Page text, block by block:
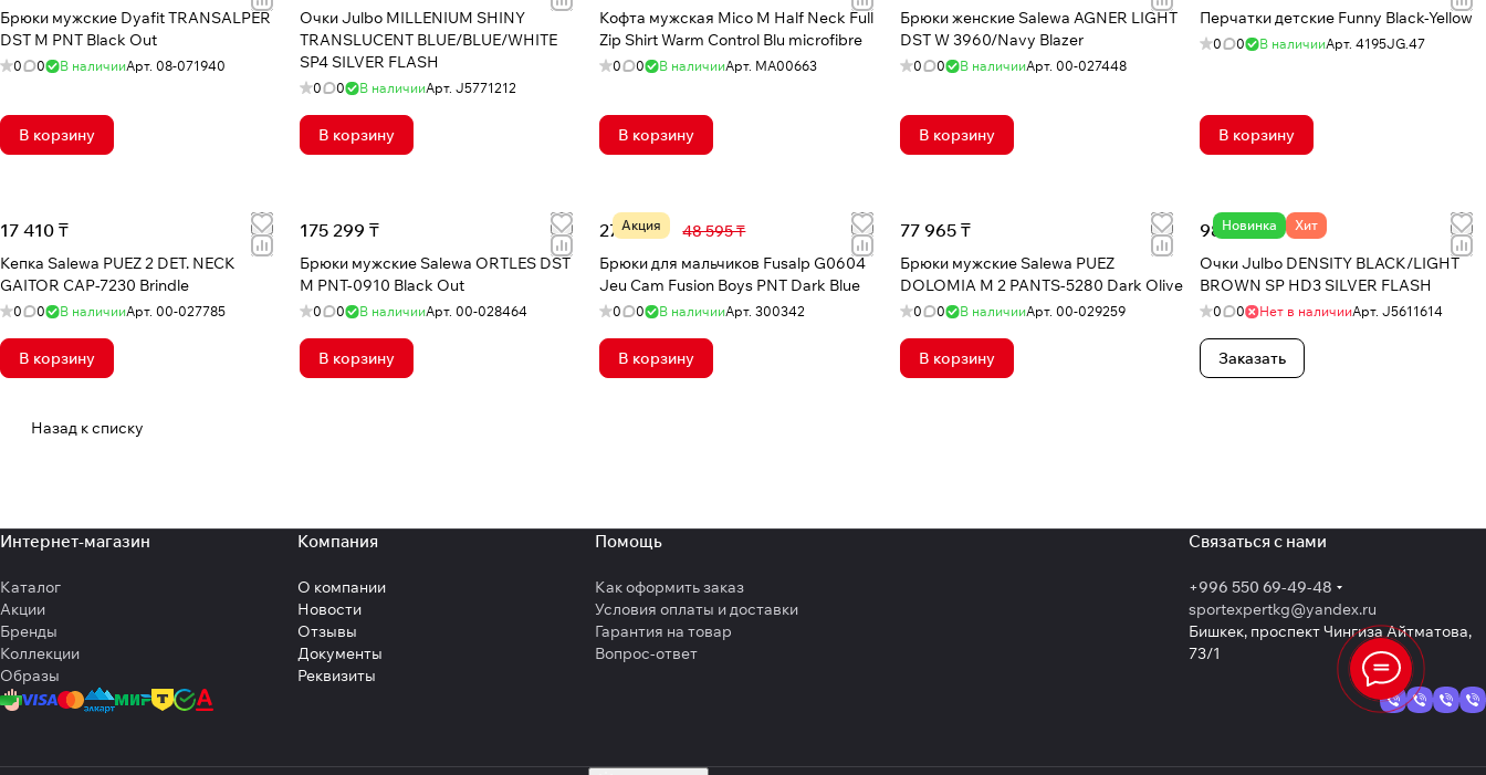
Брюки мужские Dyafit TRANSALPER
DST M PNT Black Out
0 0 В наличииАрт. 08-071940
В корзину
Очки Julbo MILLENIUM SHINY
TRANSLUCENT BLUE/BLUE/WHITE
SP4 SILVER FLASH
0 0 В наличииАрт.J5771212
В корзину
Кофта мужская Mico M Half Neck Full
Zip Shirt Warm Control Blu microfibre
0 0 В наличииАрт. MA00663
В корзину
Брюки женские Salewa AGNER LIGHT
DST W 3960/Navy Blazer
0 0 В наличииАрт. 00-027448
В корзину
Перчатки детские Funny Black-Yellow
0 0 В наличииАрт. 4195JG.47
В корзину
17 410 ₸
Кепка Salewa PUEZ 2 DET. NECK
GAITOR CAP-7230 Brindle
0 0 В наличииАрт. 00-027785
В корзину
175 299 ₸
Брюки мужские Salewa ORTLES DST
M PNT-0910 Black Out
0 0 В наличииАрт.00-028464
В корзину
Акция
27 198 ₸
48 595 ₸
Брюки для мальчиков Fusalp G0604
Jeu Cam Fusion Boys PNT Dark Blue
0 0 В наличииАрт.300342
В корзину
77 965 ₸
Брюки мужские Salewa PUEZ
DOLOMIA M 2 PANTS-5280 Dark Olive
0 0 В наличииАрт. 00-029259
В корзину
Новинка Хит
98 966 ₸
Очки Julbo DENSITY BLACK/LIGHT
BROWN SP HD3 SILVER FLASH
0 0 Нет в наличииАрт. J5611614
Заказать
Назад к списку
Интернет-магазин
Каталог
Акции
Бренды
Коллекции
Образы
Компания
О компании
Новости
Отзывы
Документы
Реквизиты
Помощь
Как оформить заказ
Условия оплаты и доставки
Гарантия на товар
Вопрос-ответ
Связаться с нами
+996 550 69-49-48
sportexpertkg@yandex.ru
Бишкек, проспект Чингиза Айтматова,
73/1